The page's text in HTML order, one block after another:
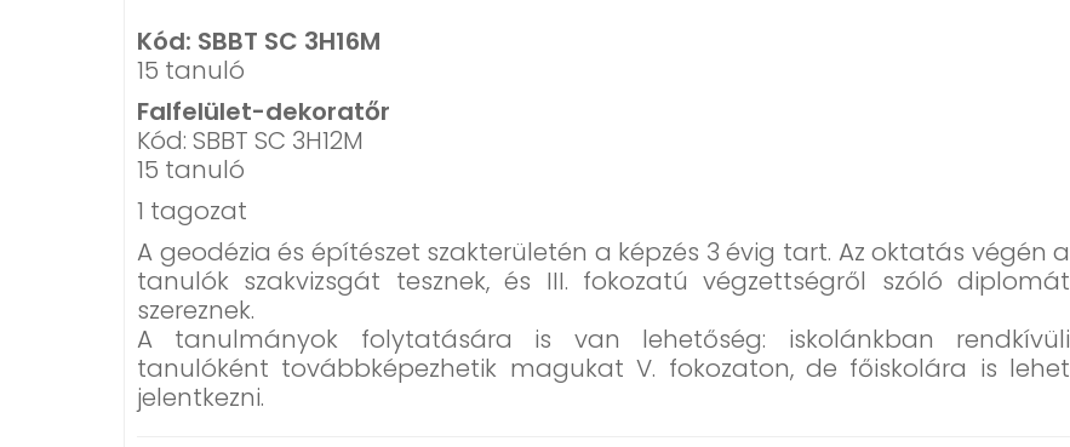
Kód: SBBT SC 3H16M
15 tanuló
Falfelület-dekoratőr
Kód: SBBT SC 3H12M
15 tanuló
1 tagozat
A geodézia és építészet szakterületén a képzés 3 évig tart. Az oktatás végén a
tanulók szakvizsgát tesznek, és III. fokozatú végzettségről szóló diplomát
szereznek.
A tanulmányok folytatására is van lehetőség: iskolánkban rendkívüli
tanulóként továbbképezhetik magukat V. fokozaton, de főiskolára is lehet
jelentkezni.